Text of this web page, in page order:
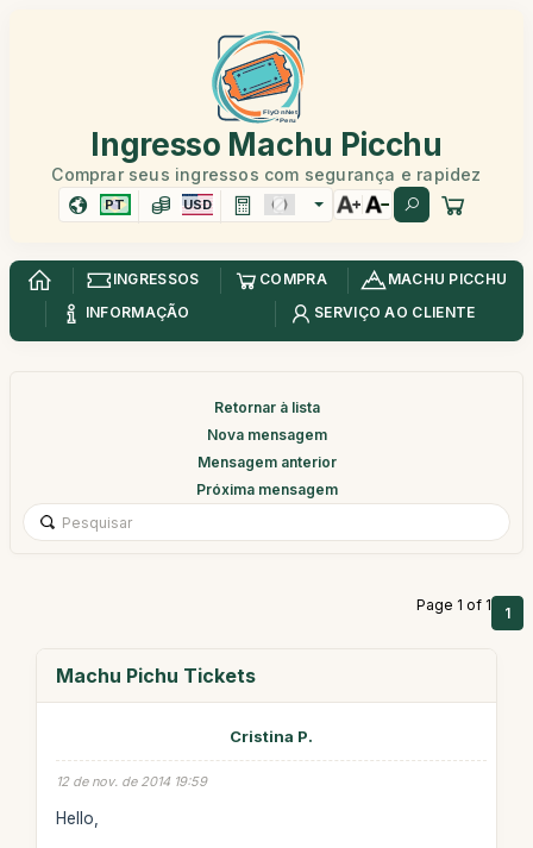
Ingresso Machu Picchu
Comprar seus ingressos com segurança e rapidez
PT USD
INGRESSOS COMPRA
MACHU PICCHU
INFORMAÇÃO
SERVIÇO AO CLIENTE
Retornar à lista
Nova mensagem
Mensagem anterior
Próxima mensagem
Page 1 of 1 1
Machu Pichu Tickets
Cristina P.
12 de nov. de 2014 19:59
Hello,